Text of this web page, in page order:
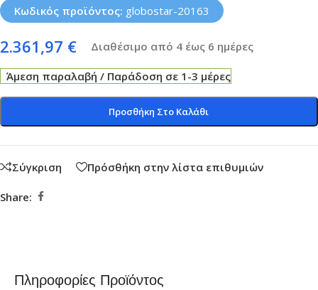
Κωδικός προϊόντος: globostar-20163
2.361,97 € Διαθέσιμο από 4 έως 6 ημέρες
Άμεση παραλαβή / Παράδοση σε 1-3 μέρες
Προσθήκη Στο Καλάθι
Σύγκριση Πρόσθήκη στην λίστα επιθυμιών
Share:
Πληροφορίες Προϊόντος